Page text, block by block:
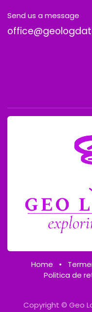
Send us a message
Home •
Politica de
Copyright © Geo